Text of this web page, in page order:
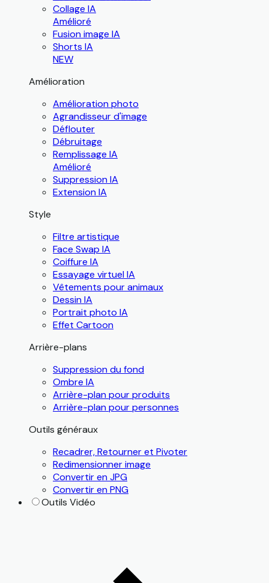
Collage IA
Amélioré
Fusion image IA
Shorts IA
NEW
Amélioration
Amélioration photo
Agrandisseur d'image
Déflouter
Débruitage
Remplissage IA
Amélioré
Suppression IA
Extension IA
Style
Filtre artistique
Face Swap IA
Coiffure IA
Essayage virtuel IA
Vêtements pour animaux
Dessin IA
Portrait photo IA
Effet Cartoon
Arrière-plans
Suppression du fond
Ombre IA
Arrière-plan pour produits
Arrière-plan pour personnes
Outils généraux
Recadrer, Retourner et Pivoter
Redimensionner image
Convertir en JPG
Convertir en PNG
Outils Vidéo